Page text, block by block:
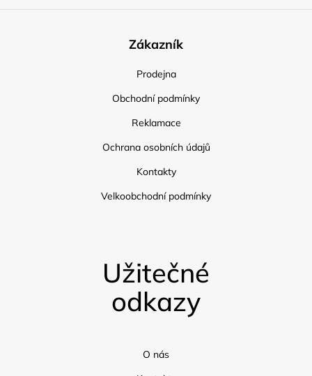
Zákazník
Prodejna
Obchodní podmínky
Reklamace
Ochrana osobních údajů
Kontakty
Velkoobchodní podmínky
Užitečné
odkazy
O nás